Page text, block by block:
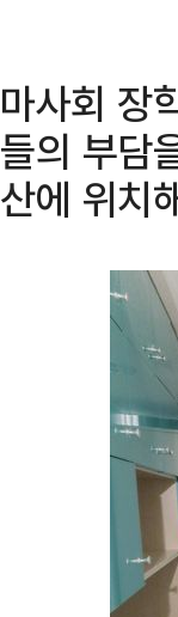
마사회 장
들의 부담
산에 위치